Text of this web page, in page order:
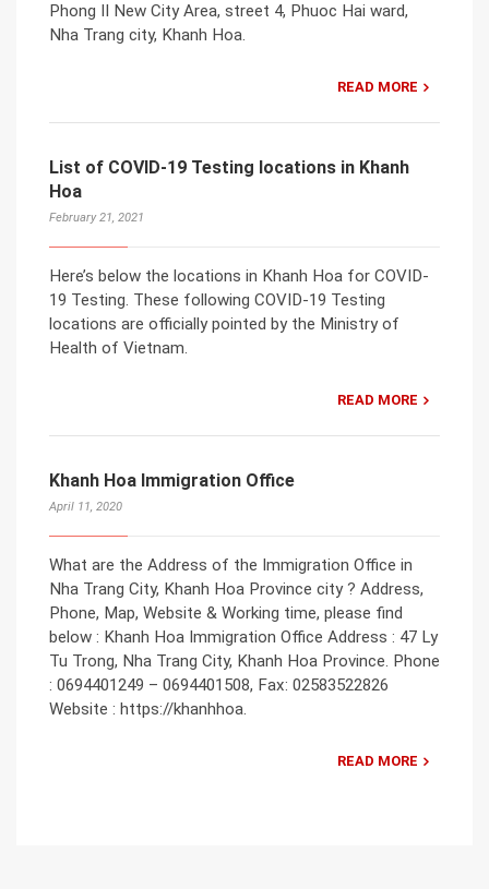
Phong II New City Area, street 4, Phuoc Hai ward,
Nha Trang city, Khanh Hoa.
READ MORE
List of COVID-19 Testing locations in Khanh
Hoa
February 21, 2021
Here’s below the locations in Khanh Hoa for COVID-
19 Testing. These following COVID-19 Testing
locations are officially pointed by the Ministry of
Health of Vietnam.
READ MORE
Khanh Hoa Immigration Office
April 11, 2020
What are the Address of the Immigration Office in
Nha Trang City, Khanh Hoa Province city ? Address,
Phone, Map, Website & Working time, please find
below : Khanh Hoa Immigration Office Address : 47 Ly
Tu Trong, Nha Trang City, Khanh Hoa Province. Phone
: 0694401249 – 0694401508, Fax: 02583522826
Website : https://khanhhoa.
READ MORE